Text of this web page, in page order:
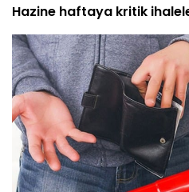
Hazine haftaya kritik